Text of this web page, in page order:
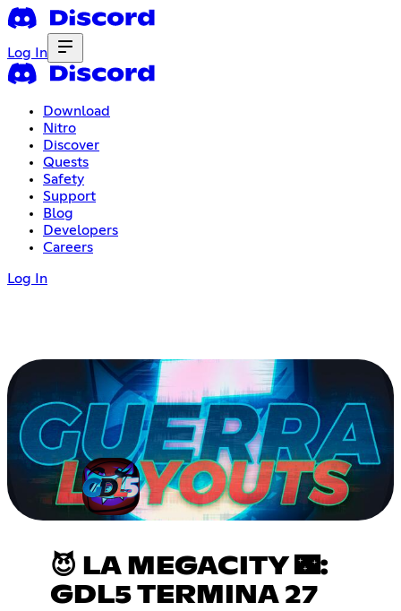
Log In
Download
Nitro
Discover
Quests
Safety
Support
Blog
Developers
Careers
Log In
😈 LA MEGACITY 🌃:
GDL5 TERMINA 27